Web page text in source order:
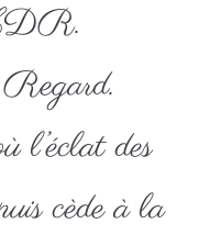
l’éclat des
cède à la